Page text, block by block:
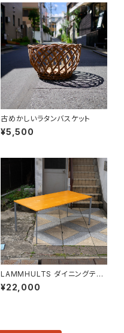
古めかしいラタンバスケット
¥5,500
LAMMHULTS ダイニングテー
ブル
¥22,000